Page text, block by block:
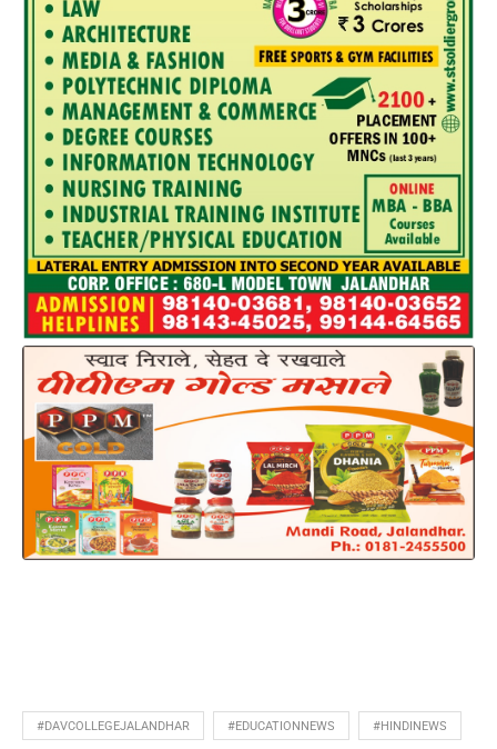
#DAVCOLLEGEJALANDHAR #EDUCATIONNEWS #HINDINEWS